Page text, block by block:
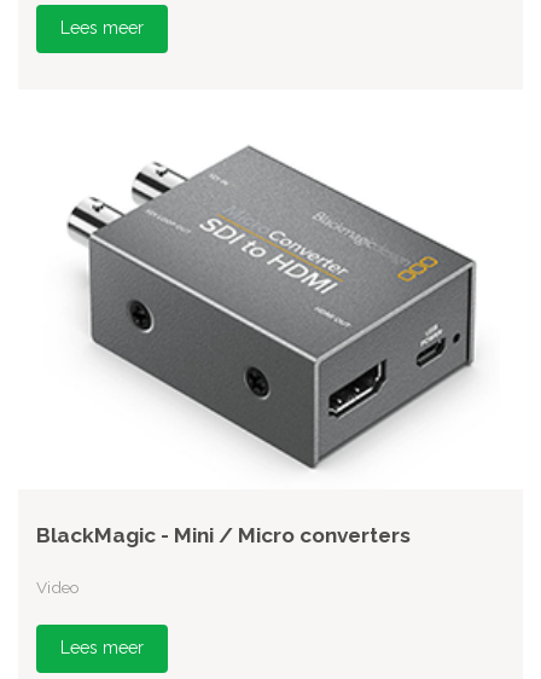
Lees meer
BlackMagic - Mini / Micro converters
Video
Lees meer